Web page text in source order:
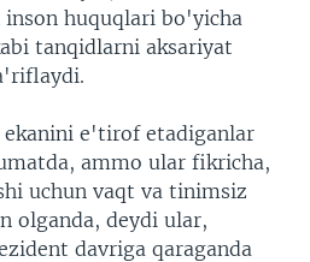
huquqlari bo'yicha
tanqidlarni aksariyat
e'tirof etadiganlar
ammo ular fikricha,
uchun vaqt va tinimsiz
olganda, deydi ular,
davriga qaraganda